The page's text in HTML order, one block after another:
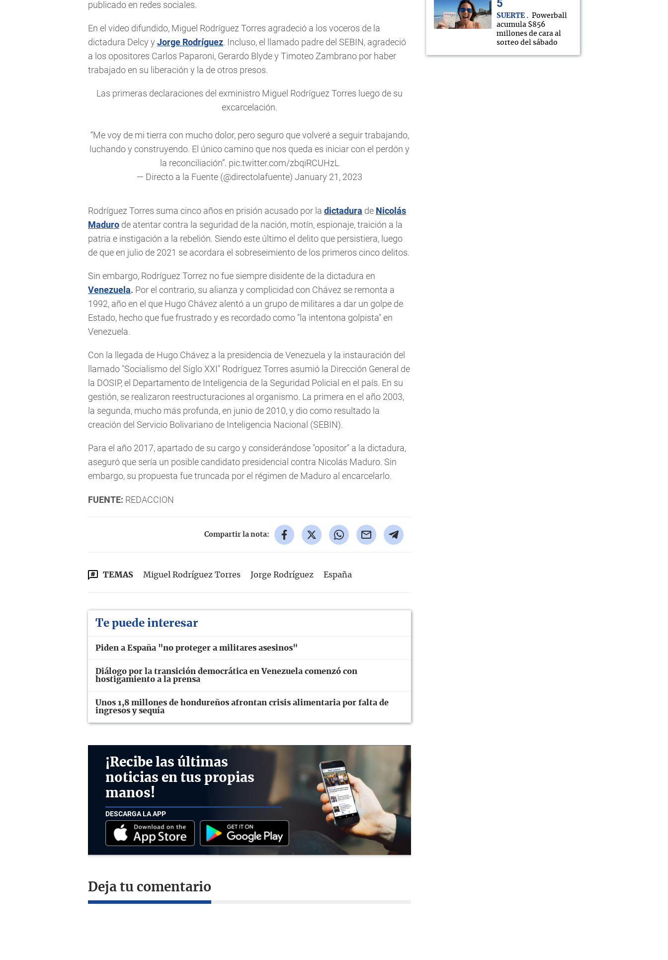
publicado en redes sociales.
En el video difundido, Miguel Rodríguez Torres agradeció a los voceros de la
dictadura Delcy y Jorge Rodríguez. Incluso, el llamado padre del SEBIN, agradeció
a los opositores Carlos Paparoni, Gerardo Blyde y Timoteo Zambrano por haber
trabajado en su liberación y la de otros presos.
Las primeras declaraciones del exministro Miguel Rodríguez Torres luego de su
excarcelación.
“Me voy de mi tierra con mucho dolor, pero seguro que volveré a seguir trabajando,
luchando y construyendo. El único camino que nos queda es iniciar con el perdón y
la reconciliación”. pic.twitter.com/zbqiRCUHzL
— Directo a la Fuente (@directolafuente) January 21, 2023
Rodríguez Torres suma cinco años en prisión acusado por la dictadura de Nicolás
Maduro de atentar contra la seguridad de la nación, motín, espionaje, traición a la
patria e instigación a la rebelión. Siendo este último el delito que persistiera, luego
de que en julio de 2021 se acordara el sobreseimiento de los primeros cinco delitos.
Sin embargo, Rodríguez Torrez no fue siempre disidente de la dictadura en
Venezuela. Por el contrario, su alianza y complicidad con Chávez se remonta a
1992, año en el que Hugo Chávez alentó a un grupo de militares a dar un golpe de
Estado, hecho que fue frustrado y es recordado como "la intentona golpista" en
Venezuela.
Con la llegada de Hugo Chávez a la presidencia de Venezuela y la instauración del
llamado "Socialismo del Siglo XXI" Rodríguez Torres asumió la Dirección General de
la DOSIP, el Departamento de Inteligencia de la Seguridad Policial en el país. En su
gestión, se realizaron reestructuraciones al organismo. La primera en el año 2003,
la segunda, mucho más profunda, en junio de 2010, y dio como resultado la
creación del Servicio Bolivariano de Inteligencia Nacional (SEBIN).
Para el año 2017, apartado de su cargo y considerándose "opositor" a la dictadura,
aseguró que sería un posible candidato presidencial contra Nicolás Maduro. Sin
embargo, su propuesta fue truncada por el régimen de Maduro al encarcelarlo.
FUENTE: REDACCION
Compartir la nota:
TEMAS Miguel Rodríguez Torres Jorge Rodríguez España
Te puede interesar
Piden a España "no proteger a militares asesinos"
Diálogo por la transición democrática en Venezuela comenzó con
hostigamiento a la prensa
Unos 1,8 millones de hondureños afrontan crisis alimentaria por falta de
ingresos y sequía
¡Recibe las últimas
noticias en tus propias
manos!
DESCARGA LA APP
Deja tu comentario
SUERTE
Powerball
acumula $856
millones de cara al
sorteo del sábado